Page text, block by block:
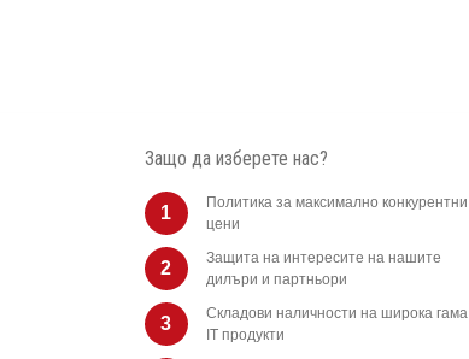
Защо да изберете нас?
1
Политика за максимално конкурентни
цени
2
Защита на интересите на нашите
дилъри и партньори
3
Складови наличности на широка гама
IT продукти